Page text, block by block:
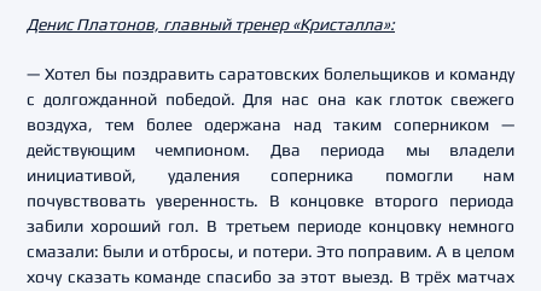
Денис Платонов, главный тренер «Кристалла»:
— Хотел бы поздравить саратовских болельщиков и команду
с долгожданной победой. Для нас она как глоток свежего
воздуха, тем более одержана над таким соперником —
действующим чемпионом. Два периода мы владели
инициативой, удаления соперника помогли нам
почувствовать уверенность. В концовке второго периода
забили хороший гол. В третьем периоде концовку немного
смазали: были и отбросы, и потери. Это поправим. А в целом
хочу сказать команде спасибо за этот выезд. В трёх матчах